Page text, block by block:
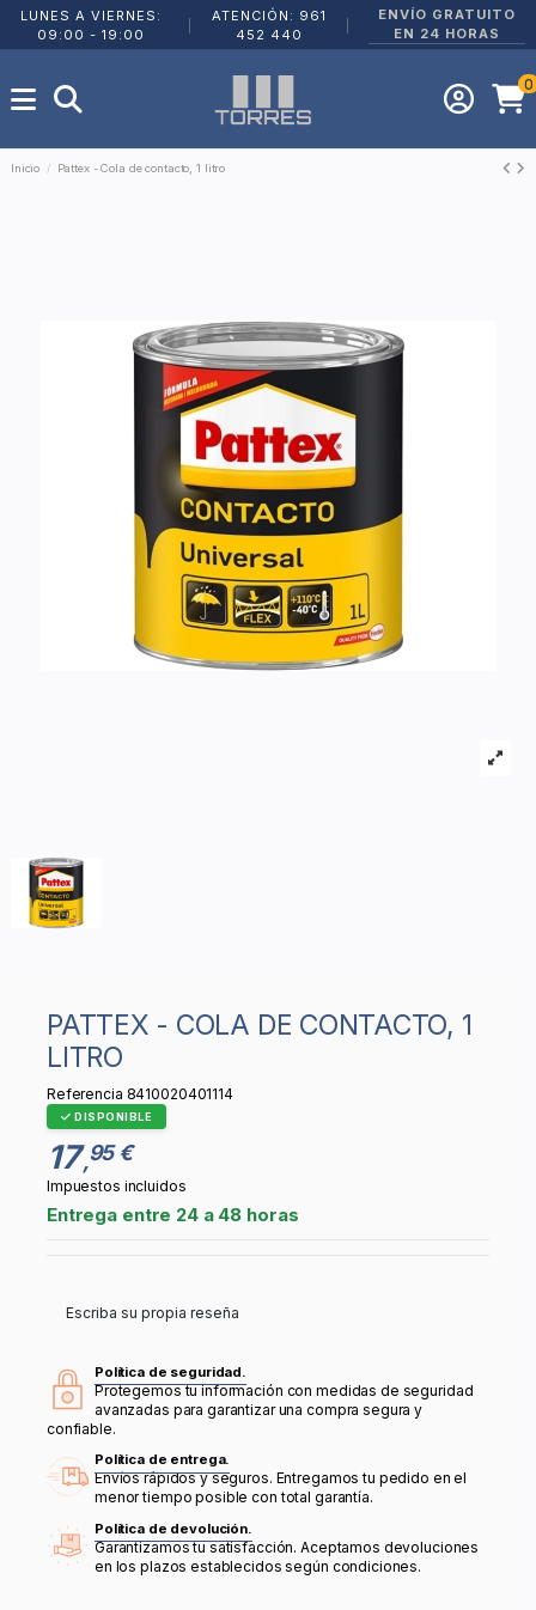
LUNES A VIERNES:
09:00 - 19:00
ATENCIÓN: 961
452 440
ENVÍO GRATUITO
EN 24 HORAS
0
Inicio Pattex - Cola de contacto, 1 litro
PATTEX - COLA DE CONTACTO, 1
LITRO
Referencia 8410020401114
DISPONIBLE
17 ,95 €
Impuestos incluidos
Entrega entre 24 a 48 horas
Escriba su propia reseña
Política de seguridad.
Protegemos tu información con medidas de seguridad
avanzadas para garantizar una compra segura y
confiable.
Política de entrega.
Envíos rápidos y seguros. Entregamos tu pedido en el
menor tiempo posible con total garantía.
Política de devolución.
Garantizamos tu satisfacción. Aceptamos devoluciones
en los plazos establecidos según condiciones.